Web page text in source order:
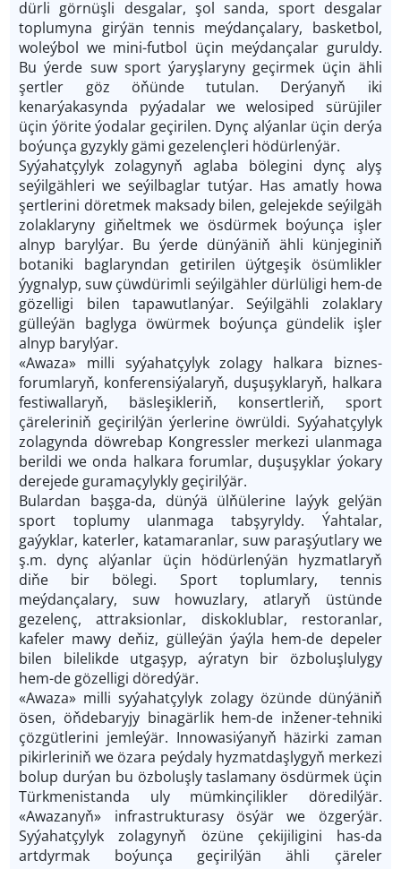
dürli görnüşli desgalar, şol sanda, sport desgalar
toplumyna girýän tennis meýdançalary, basketbol,
woleýbol we mini-futbol üçin meýdançalar guruldy.
Bu ýerde suw sport ýaryşlaryny geçirmek üçin ähli
şertler göz öňünde tutulan. Derýanyň iki
kenarýakasynda pyýadalar we welosiped sürüjiler
üçin ýörite ýodalar geçirilen. Dynç alýanlar üçin derýa
boýunça gyzykly gämi gezelençleri hödürlenýär.
Syýahatçylyk zolagynyň aglaba bölegini dynç alyş
seýilgähleri we seýilbaglar tutýar. Has amatly howa
şertlerini döretmek maksady bilen, gelejekde seýilgäh
zolaklaryny giňeltmek we ösdürmek boýunça işler
alnyp barylýar. Bu ýerde dünýäniň ähli künjeginiň
botaniki baglaryndan getirilen üýtgeşik ösümlikler
ýygnalyp, suw çüwdürimli seýilgähler dürlüligi hem-de
gözelligi bilen tapawutlanýar. Seýilgähli zolaklary
gülleýän baglyga öwürmek boýunça gündelik işler
alnyp barylýar.
«Awaza» milli syýahatçylyk zolagy halkara biznes-
forumlaryň, konferensiýalaryň, duşuşyklaryň, halkara
festiwallaryň, bäsleşikleriň, konsertleriň, sport
çäreleriniň geçirilýän ýerlerine öwrüldi. Syýahatçylyk
zolagynda döwrebap Kongressler merkezi ulanmaga
berildi we onda halkara forumlar, duşuşyklar ýokary
derejede guramaçylykly geçirilýär.
Bulardan başga-da, dünýä ülňülerine laýyk gelýän
sport toplumy ulanmaga tabşyryldy. Ýahtalar,
gaýyklar, katerler, katamaranlar, suw paraşýutlary we
ş.m. dynç alýanlar üçin hödürlenýän hyzmatlaryň
diňe bir bölegi. Sport toplumlary, tennis
meýdançalary, suw howuzlary, atlaryň üstünde
gezelenç, attraksionlar, diskoklublar, restoranlar,
kafeler mawy deňiz, gülleýän ýaýla hem-de depeler
bilen bilelikde utgaşyp, aýratyn bir özboluşlulygy
hem-de gözelligi döredýär.
«Awaza» milli syýahatçylyk zolagy özünde dünýäniň
ösen, öňdebaryjy binagärlik hem-de inžener-tehniki
çözgütlerini jemleýär. Innowasiýanyň häzirki zaman
pikirleriniň we özara peýdaly hyzmatdaşlygyň merkezi
bolup durýan bu özboluşly taslamany ösdürmek üçin
Türkmenistanda uly mümkinçilikler döredilýär.
«Awazanyň» infrastrukturasy ösýär we özgerýär.
Syýahatçylyk zolagynyň özüne çekijiligini has-da
artdyrmak boýunça geçirilýän ähli çäreler